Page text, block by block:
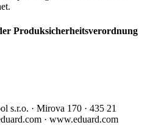
Produksicherheitsverordnung
s.r.o. · Mirova 170 · 435 21
· www.eduard.com